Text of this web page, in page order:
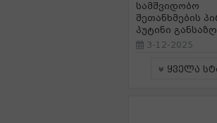
სამშვიდობო
შეთანხმების
პუტინი
3-12-2025
ყველა